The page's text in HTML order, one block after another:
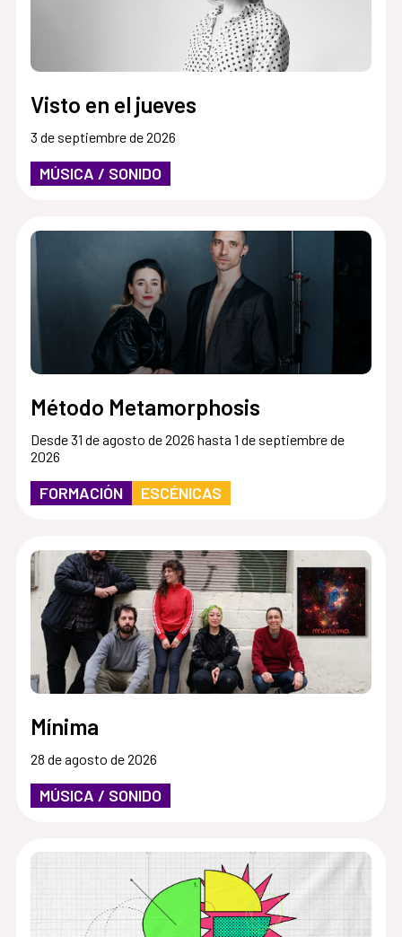
Visto en el jueves
3 de septiembre de 2026
MÚSICA / SONIDO
Método Metamorphosis
Desde 31 de agosto de 2026 hasta 1 de septiembre de
2026
FORMACIÓN ESCÉNICAS
Mínima
28 de agosto de 2026
MÚSICA / SONIDO